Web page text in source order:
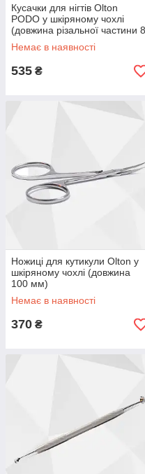
Кусачки для нігтів Olton
PODO у шкіряному чохлі
(довжина різальної частини 8
мм)
Немає в наявності
535 ₴
Ножиці для кутикули Olton у
шкіряному чохлі (довжина
100 мм)
Немає в наявності
370 ₴